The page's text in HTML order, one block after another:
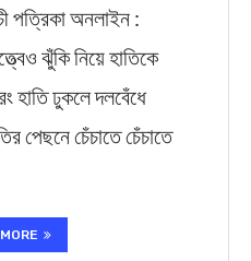
পত্রিকা অনলাইন :
ঝুঁকি নিয়ে হাতিকে
হাতি ঢুকলে দলবেঁধে
পেছনে চেঁচাতে চেঁচাতে